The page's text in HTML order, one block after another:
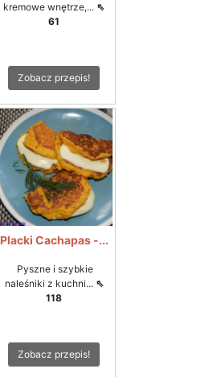
kremowe wnętrze,... ⇖
61
Zobacz przepis!
Placki Cachapas -...
Pyszne i szybkie
naleśniki z kuchni... ⇖
118
Zobacz przepis!